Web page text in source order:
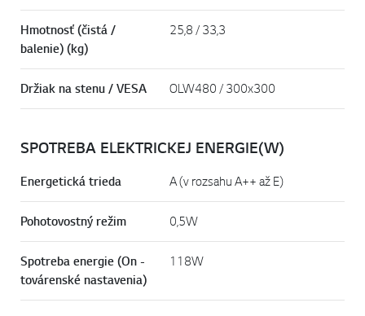
Hmotnosť (čistá /
balenie) (kg)
25,8 / 33,3
Držiak na stenu / VESA OLW480 / 300x300
SPOTREBA ELEKTRICKEJ ENERGIE(W)
Energetická trieda A (v rozsahu A++ až E)
Pohotovostný režim 0,5W
Spotreba energie (On -
továrenské nastavenia)
118W